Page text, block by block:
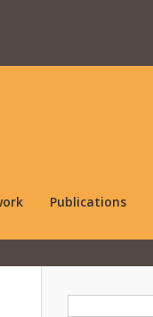
Publications